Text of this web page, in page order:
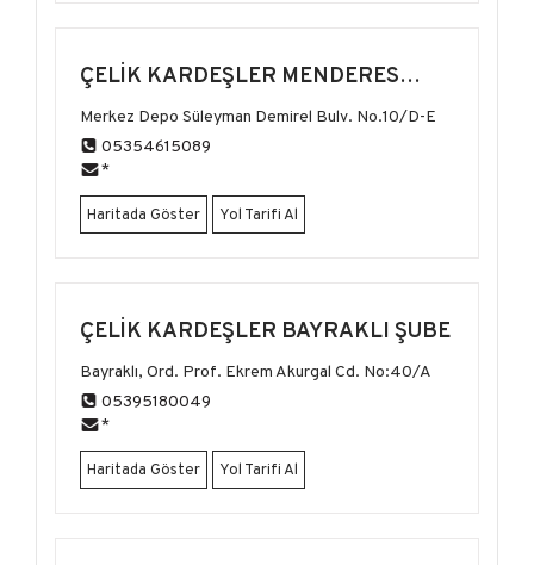
ÇELIK KARDEŞLER MENDERES
ŞUBE
Merkez Depo Süleyman Demirel Bulv. No.10/D-E
05354615089
*
Haritada Göster Yol Tarifi Al
ÇELIK KARDEŞLER BAYRAKLI ŞUBE
Bayraklı, Ord. Prof. Ekrem Akurgal Cd. No:40/A
05395180049
*
Haritada Göster Yol Tarifi Al